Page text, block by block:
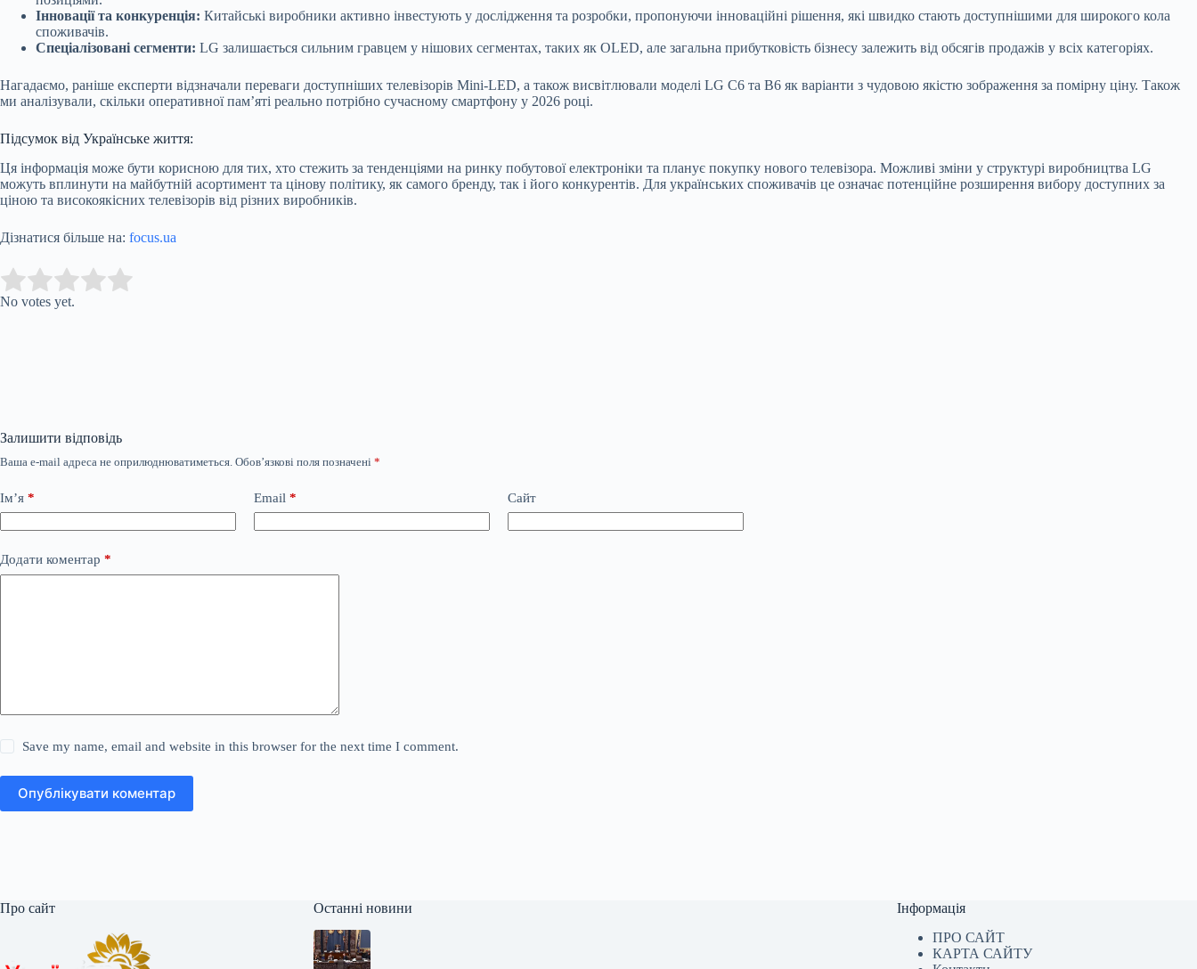
Інновації та конкуренція: Китайські виробники активно інвестують у дослідження та розробки, пропонуючи інноваційні рішення, які швидко стають доступнішими для широкого кола
споживачів.
Спеціалізовані сегменти: LG залишається сильним гравцем у нішових сегментах, таких як OLED, але загальна прибутковість бізнесу залежить від обсягів продажів у всіх категоріях.
Нагадаємо, раніше експерти відзначали переваги доступніших телевізорів Mini-LED, а також висвітлювали моделі LG C6 та B6 як варіанти з чудовою якістю зображення за помірну ціну. Також
ми аналізували, скільки оперативної пам’яті реально потрібно сучасному смартфону у 2026 році.
Підсумок від Українське життя:
Ця інформація може бути корисною для тих, хто стежить за тенденціями на ринку побутової електроніки та планує покупку нового телевізора. Можливі зміни у структурі виробництва LG
можуть вплинути на майбутній асортимент та цінову політику, як самого бренду, так і його конкурентів. Для українських споживачів це означає потенційне розширення вибору доступних за
ціною та високоякісних телевізорів від різних виробників.
Дізнатися більше на: focus.ua
Rate this item:
No votes yet.
Залишити відповідь
Ваша e-mail адреса не оприлюднюватиметься. Обов’язкові поля позначені *
Ім’я * Email * Сайт
Додати коментар *
Save my name, email and website in this browser for the next time I comment.
Опублікувати коментар
Про сайт Останні новини
Інформація
ПРО САЙТ
КАРТА САЙТУ